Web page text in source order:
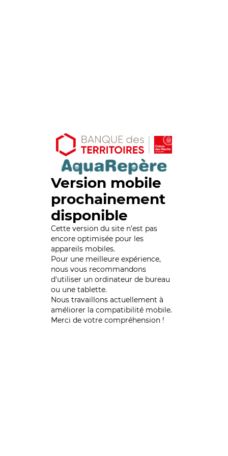
Version mobile
prochainement
disponible
Cette version du site n’est pas
encore optimisée pour les
appareils mobiles.
Pour une meilleure expérience,
nous vous recommandons
d'utiliser un ordinateur de bureau
ou une tablette.
Nous travaillons actuellement à
améliorer la compatibilité mobile.
Merci de votre compréhension !